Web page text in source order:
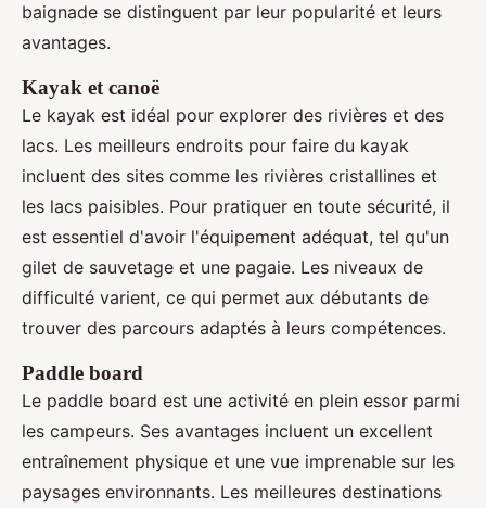
baignade se distinguent par leur popularité et leurs
avantages.
Kayak et canoë
Le kayak est idéal pour explorer des rivières et des
lacs. Les meilleurs endroits pour faire du kayak
incluent des sites comme les rivières cristallines et
les lacs paisibles. Pour pratiquer en toute sécurité, il
est essentiel d'avoir l'équipement adéquat, tel qu'un
gilet de sauvetage et une pagaie. Les niveaux de
difficulté varient, ce qui permet aux débutants de
trouver des parcours adaptés à leurs compétences.
Paddle board
Le paddle board est une activité en plein essor parmi
les campeurs. Ses avantages incluent un excellent
entraînement physique et une vue imprenable sur les
paysages environnants. Les meilleures destinations